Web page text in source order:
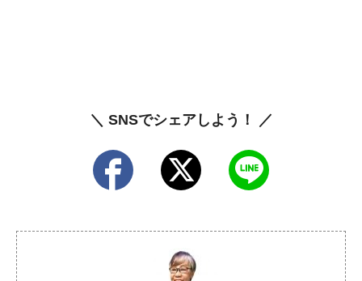
＼ SNSでシェアしよう！ ／